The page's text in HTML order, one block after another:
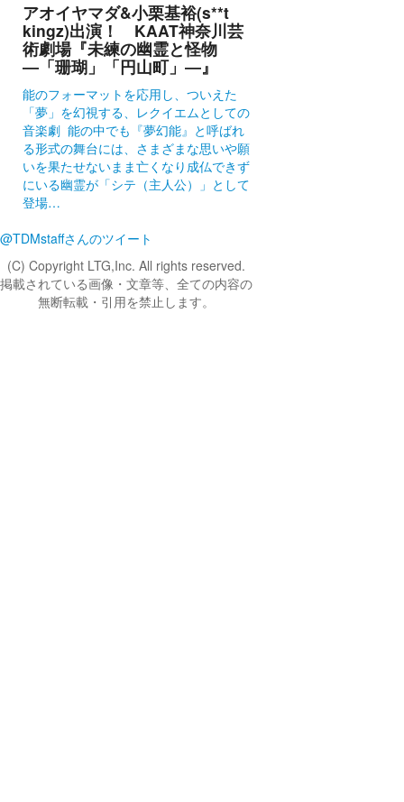
アオイヤマダ&小栗基裕(s**t
kingz)出演！ KAAT神奈川芸
術劇場『未練の幽霊と怪物
―「珊瑚」「円山町」―』
能のフォーマットを応用し、ついえた
「夢」を幻視する、レクイエムとしての
音楽劇 能の中でも『夢幻能』と呼ばれ
る形式の舞台には、さまざまな思いや願
いを果たせないまま亡くなり成仏できず
にいる幽霊が「シテ（主人公）」として
登場…
@TDMstaffさんのツイート
(C) Copyright LTG,Inc. All rights reserved.
掲載されている画像・文章等、全ての内容の
無断転載・引用を禁止します。